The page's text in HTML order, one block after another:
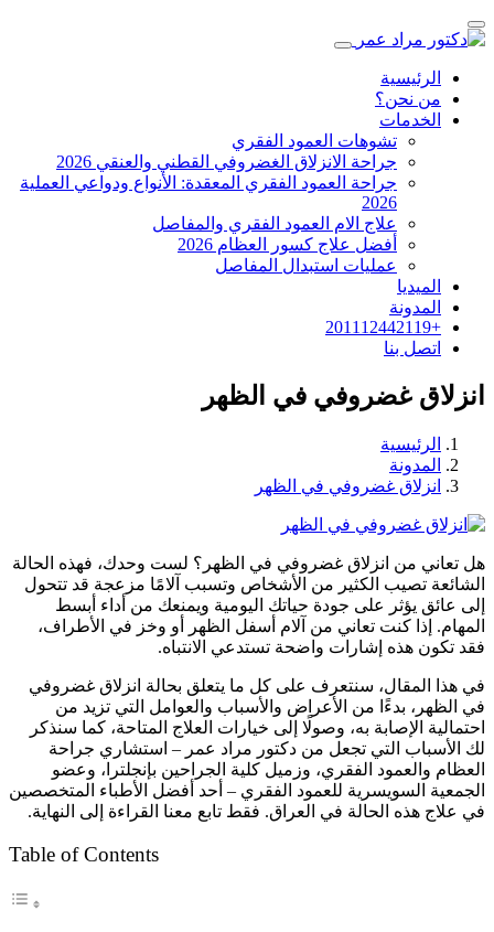
الرئيسية
من نحن؟
الخدمات
تشوهات العمود الفقري
جراحة الانزلاق الغضروفي القطني والعنقي 2026
جراحة العمود الفقري المعقدة: الأنواع ودواعي العملية
2026
علاج الام العمود الفقري والمفاصل
أفضل علاج كسور العظام 2026
عمليات استبدال المفاصل
الميديا
المدونة
+201112442119
اتصل بنا
انزلاق غضروفي في الظهر
الرئيسية
المدونة
انزلاق غضروفي في الظهر
هل تعاني من انزلاق غضروفي في الظهر؟ لست وحدك، فهذه الحالة
الشائعة تصيب الكثير من الأشخاص وتسبب آلامًا مزعجة قد تتحول
إلى عائق يؤثر على جودة حياتك اليومية ويمنعك من أداء أبسط
المهام. إذا كنت تعاني من آلام أسفل الظهر أو وخز في الأطراف،
فقد تكون هذه إشارات واضحة تستدعي الانتباه.
في هذا المقال، سنتعرف على كل ما يتعلق بحالة انزلاق غضروفي
في الظهر، بدءًا من الأعراض والأسباب والعوامل التي تزيد من
احتمالية الإصابة به، وصولًا إلى خيارات العلاج المتاحة، كما سنذكر
لك الأسباب التي تجعل من دكتور مراد عمر – استشاري جراحة
العظام والعمود الفقري، وزميل كلية الجراحين بإنجلترا، وعضو
الجمعية السويسرية للعمود الفقري – أحد أفضل الأطباء المتخصصين
في علاج هذه الحالة في العراق. فقط تابع معنا القراءة إلى النهاية.
Table of Contents